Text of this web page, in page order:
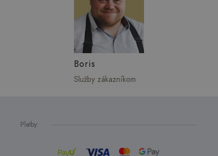
Boris
Služby zákazníkom
Platby: